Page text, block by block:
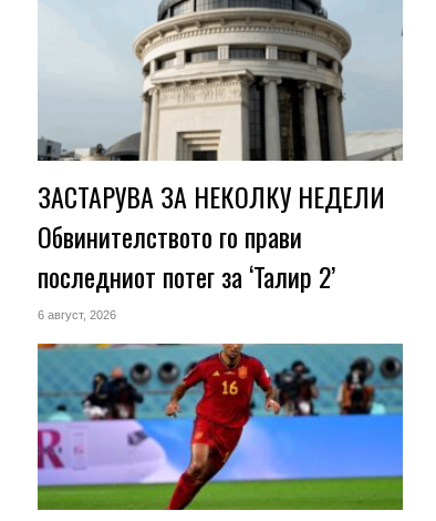
ЗАСТАРУВА ЗА НЕКОЛКУ НЕДЕЛИ
Обвинителството го прави
последниот потег за ‘Талир 2’
6 август, 2026